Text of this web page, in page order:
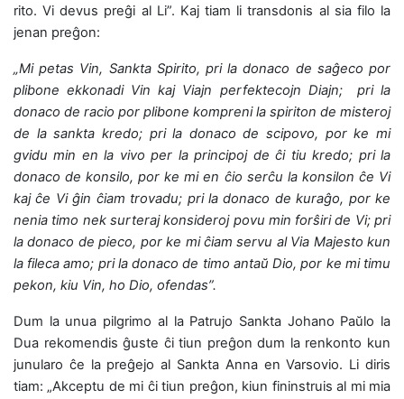
rito. Vi devus preĝi al Li”. Kaj tiam li transdonis al sia filo la
jenan preĝon:
„Mi petas Vin, Sankta Spirito, pri la donaco de saĝeco por
plibone ekkonadi Vin kaj Viajn perfektecojn Diajn; pri la
donaco de racio por plibone kompreni la spiriton de misteroj
de la sankta kredo; pri la donaco de scipovo, por ke mi
gvidu min en la vivo per la principoj de ĉi tiu kredo; pri la
donaco de konsilo, por ke mi en ĉio serĉu la konsilon ĉe Vi
kaj ĉe Vi ĝin ĉiam trovadu; pri la donaco de kuraĝo, por ke
nenia timo nek surteraj konsideroj povu min forŝiri de Vi; pri
la donaco de pieco, por ke mi ĉiam servu al Via Majesto kun
la fileca amo; pri la donaco de timo antaŭ Dio, por ke mi timu
pekon, kiu Vin, ho Dio, ofendas”.
Dum la unua pilgrimo al la Patrujo Sankta Johano Paŭlo la
Dua rekomendis ĝuste ĉi tiun preĝon dum la renkonto kun
junularo ĉe la preĝejo al Sankta Anna en Varsovio. Li diris
tiam: „Akceptu de mi ĉi tiun preĝon, kiun fininstruis al mi mia